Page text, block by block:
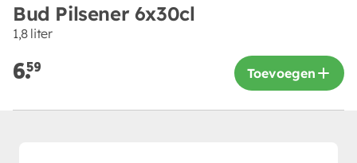
Bud Pilsener 6x30cl
1,8 liter
6.59 Toevoegen